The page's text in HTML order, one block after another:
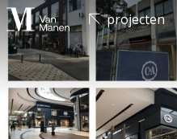
projecten